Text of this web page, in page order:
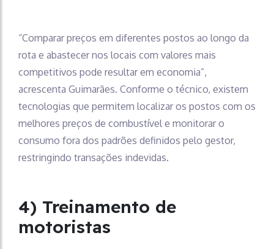
“Comparar preços em diferentes postos ao longo da
rota e abastecer nos locais com valores mais
competitivos pode resultar em economia”,
acrescenta Guimarães. Conforme o técnico, existem
tecnologias que permitem localizar os postos com os
melhores preços de combustível e monitorar o
consumo fora dos padrões definidos pelo gestor,
restringindo transações indevidas.
4) Treinamento de
motoristas